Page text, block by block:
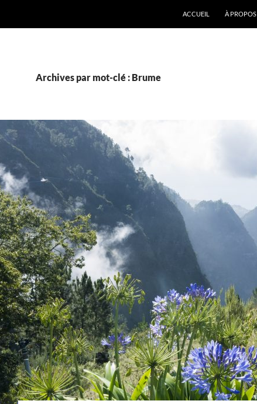
ACCUEIL À PROPOS
Archives par mot-clé : Brume